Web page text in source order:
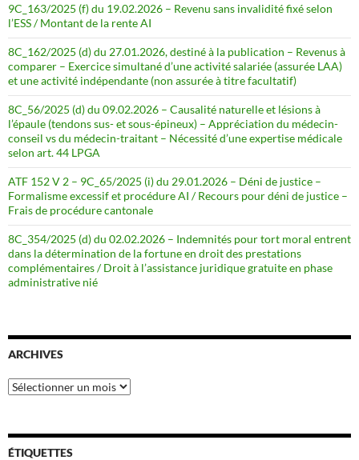
9C_163/2025 (f) du 19.02.2026 – Revenu sans invalidité fixé selon
l’ESS / Montant de la rente AI
8C_162/2025 (d) du 27.01.2026, destiné à la publication – Revenus à
comparer – Exercice simultané d’une activité salariée (assurée LAA)
et une activité indépendante (non assurée à titre facultatif)
8C_56/2025 (d) du 09.02.2026 – Causalité naturelle et lésions à
l’épaule (tendons sus- et sous-épineux) – Appréciation du médecin-
conseil vs du médecin-traitant – Nécessité d’une expertise médicale
selon art. 44 LPGA
ATF 152 V 2 – 9C_65/2025 (i) du 29.01.2026 – Déni de justice –
Formalisme excessif et procédure AI / Recours pour déni de justice –
Frais de procédure cantonale
8C_354/2025 (d) du 02.02.2026 – Indemnités pour tort moral entrent
dans la détermination de la fortune en droit des prestations
complémentaires / Droit à l’assistance juridique gratuite en phase
administrative nié
ARCHIVES
Archives
ÉTIQUETTES